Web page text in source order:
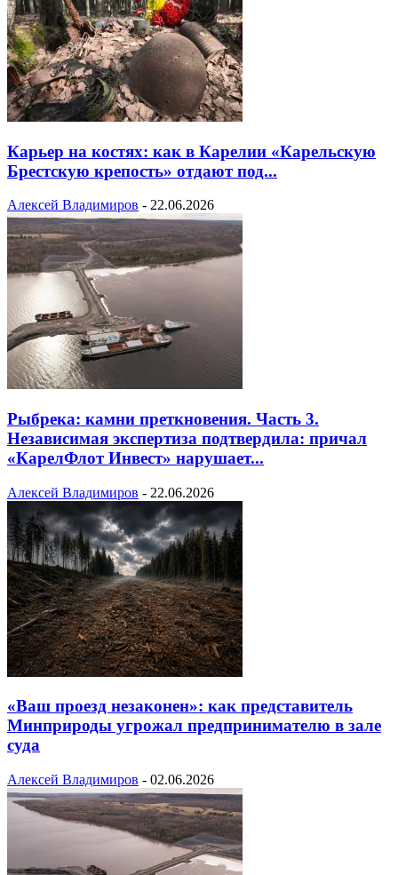
Карьер на костях: как в Карелии «Карельскую
Брестскую крепость» отдают под...
Алексей Владимиров - 22.06.2026
Рыбрека: камни преткновения. Часть 3.
Независимая экспертиза подтвердила: причал
«КарелФлот Инвест» нарушает...
Алексей Владимиров - 22.06.2026
«Ваш проезд незаконен»: как представитель
Минприроды угрожал предпринимателю в зале
суда
Алексей Владимиров - 02.06.2026